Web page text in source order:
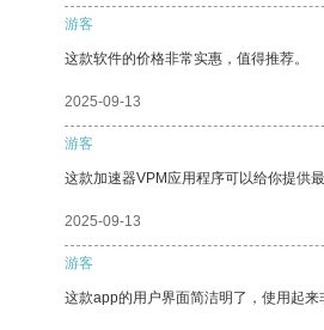
游客
这款软件的价格非常实惠，值得推荐。
2025-09-13
游客
这款加速器VPM应用程序可以给你提供
2025-09-13
游客
这款app的用户界面简洁明了，使用起